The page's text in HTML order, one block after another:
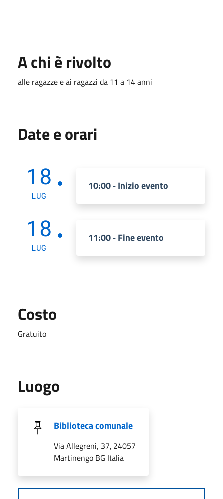
A chi è rivolto
alle ragazze e ai ragazzi da 11 a 14 anni
Date e orari
18
LUG
10:00 - Inizio evento
18
LUG
11:00 - Fine evento
Costo
Gratuito
Luogo
Biblioteca comunale
Via Allegreni, 37, 24057
Martinengo BG Italia